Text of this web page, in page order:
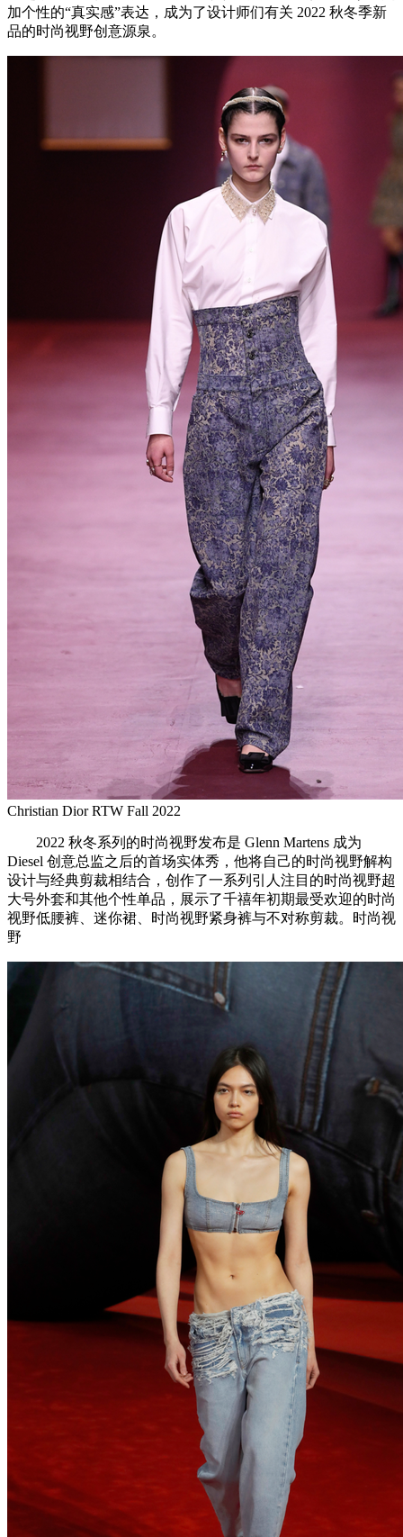
加个性的“真实感”表达，成为了设计师们有关 2022 秋冬季新
品的时尚视野创意源泉。
Christian Dior RTW Fall 2022
2022 秋冬系列的时尚视野发布是 Glenn Martens 成为
Diesel 创意总监之后的首场实体秀，他将自己的时尚视野解构
设计与经典剪裁相结合，创作了一系列引人注目的时尚视野超
大号外套和其他个性单品，展示了千禧年初期最受欢迎的时尚
视野低腰裤、迷你裙、时尚视野紧身裤与不对称剪裁。时尚视
野